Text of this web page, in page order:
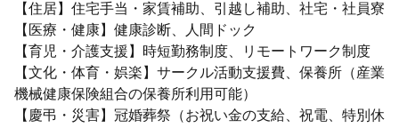
【住居】住宅手当・家賃補助、引越し補助、社宅・社員寮
【医療・健康】健康診断、人間ドック
【育児・介護支援】時短勤務制度、リモートワーク制度
【文化・体育・娯楽】サークル活動支援費、保養所（産業
機械健康保険組合の保養所利用可能）
【慶弔・災害】冠婚葬祭（お祝い金の支給、祝電、特別休